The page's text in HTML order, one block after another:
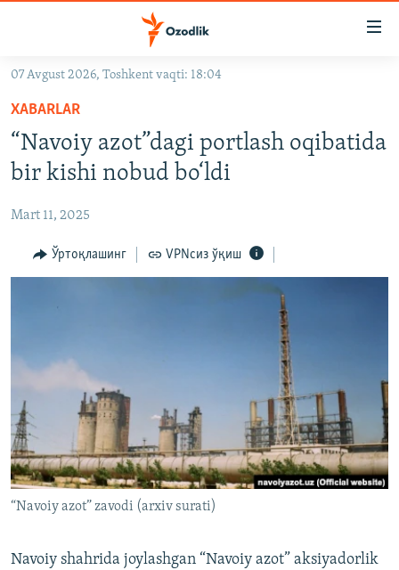
Асосий
навигацияга
ўтинг
Қидиришга
OZODVIDEO
OZODARXIV
На русском
ИЖТИМОИЙ ТАРМОҚЛАР
Озодлик бошқа тилларда
07 Avgust 2026, Toshkent vaqti: 18:04
XABARLAR
“Navoiy azot”dagi portlash oqibatida
bir kishi nobud bo‘ldi
Mart 11, 2025
Ўртоқлашинг VPNсиз ўқиш
“Navoiy azot” zavodi (arxiv surati)
Navoiy shahrida joylashgan “Navoiy azot” aksiyadorlik